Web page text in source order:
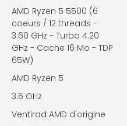
AMD Ryzen 5 5500 (6
coeurs / 12 threads -
3.60 GHz - Turbo 4.20
GHz - Cache 16 Mo - TDP
65W)
AMD Ryzen 5
3.6 GHz
Ventirad AMD d'origine